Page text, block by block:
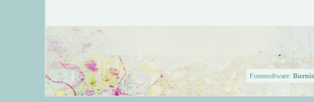
Forensoftware: